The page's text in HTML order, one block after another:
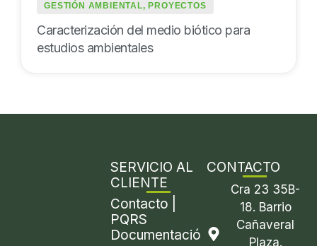
Caracterización del medio biótico para
estudios ambientales
GESTIÓN AMBIENTAL, PROYECTOS
SERVICIO AL
CLIENTE
Contacto |
PQRS
Documentació
CONTACTO
Cra 23 35B-
18. Barrio
Cañaveral
Plaza.